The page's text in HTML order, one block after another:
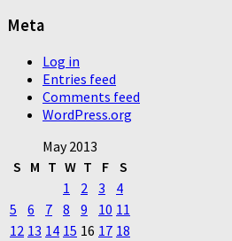
Meta
Log in
Entries feed
Comments feed
WordPress.org
May 2013
S M T W T F S
1
2 3
4
5
6 7 8 9 10 11
12 13 14 15 16 17 18